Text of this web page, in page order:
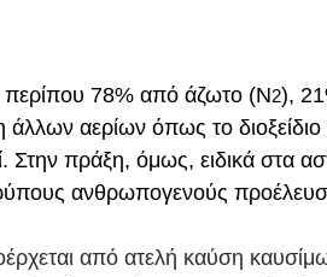
περίπου 78% από άζωτο (Ν2),
αερίων όπως το
Στην πράξη, όμως, ειδικά στα
ανθρωπογενούς
από ατελή καύση